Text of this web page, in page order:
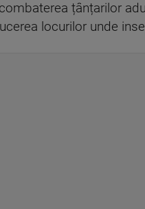
țânțarilor
locurilor unde